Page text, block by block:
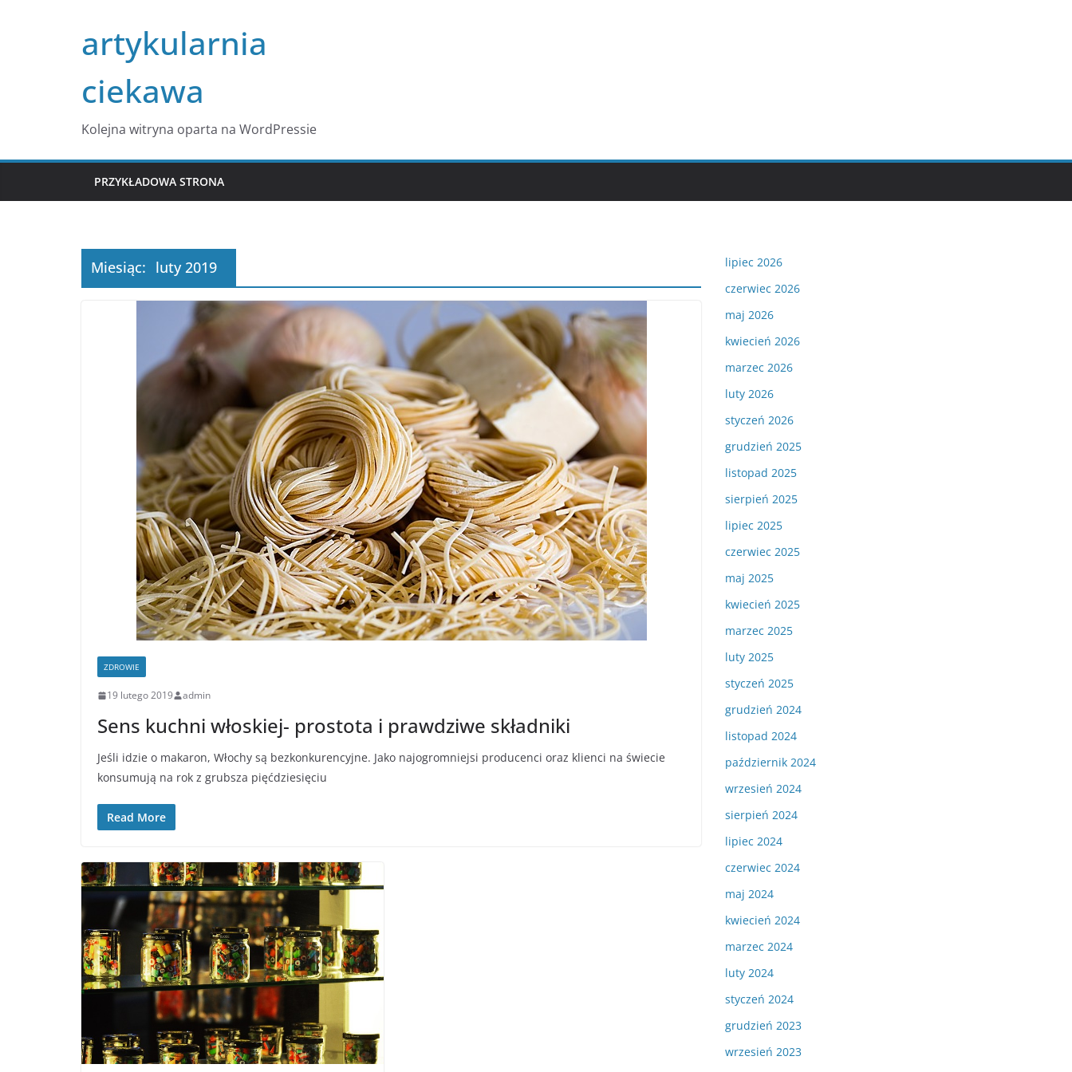
artykularnia
ciekawa
Kolejna witryna oparta na WordPressie
PRZYKŁADOWA STRONA
Miesiąc: luty 2019
ZDROWIE
19 lutego 2019 admin
Sens kuchni włoskiej- prostota i prawdziwe składniki
Jeśli idzie o makaron, Włochy są bezkonkurencyjne. Jako najogromniejsi producenci oraz klienci na świecie
konsumują na rok z grubsza pięćdziesięciu
Read More
lipiec 2026
czerwiec 2026
maj 2026
kwiecień 2026
marzec 2026
luty 2026
styczeń 2026
grudzień 2025
listopad 2025
sierpień 2025
lipiec 2025
czerwiec 2025
maj 2025
kwiecień 2025
marzec 2025
luty 2025
styczeń 2025
grudzień 2024
listopad 2024
październik 2024
wrzesień 2024
sierpień 2024
lipiec 2024
czerwiec 2024
maj 2024
kwiecień 2024
marzec 2024
luty 2024
styczeń 2024
grudzień 2023
wrzesień 2023